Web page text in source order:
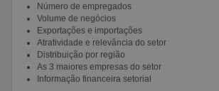
Número de empregados
Volume de negócios
Exportações e importações
Atratividade e relevância do setor
Distribuição por região
As 3 maiores empresas do setor
Informação financeira setorial